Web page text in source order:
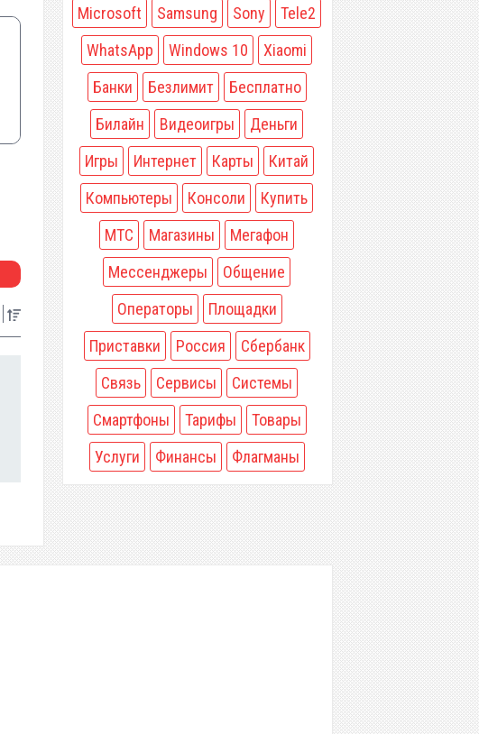
Microsoft
Samsung Sony
Tele2
WhatsApp
Windows 10
Xiaomi
Банки
Безлимит
Бесплатно
Билайн
Видеоигры
Деньги
Игры
Интернет Карты
Китай
Компьютеры
Консоли
Купить
МТС
Магазины
Мегафон
Мессенджеры
Общение
Операторы
Площадки
Приставки
Россия
Сбербанк
Связь
Сервисы
Системы
Смартфоны
Тарифы
Товары
Услуги
Финансы Флагманы